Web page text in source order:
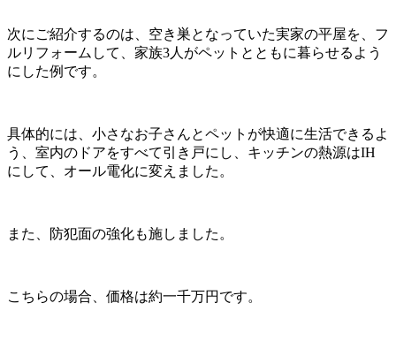
次にご紹介するのは、空き巣となっていた実家の平屋を、フ
ルリフォームして、家族3人がペットとともに暮らせるよう
にした例です。
具体的には、小さなお子さんとペットが快適に生活できるよ
う、室内のドアをすべて引き戸にし、キッチンの熱源はIH
にして、オール電化に変えました。
また、防犯面の強化も施しました。
こちらの場合、価格は約一千万円です。